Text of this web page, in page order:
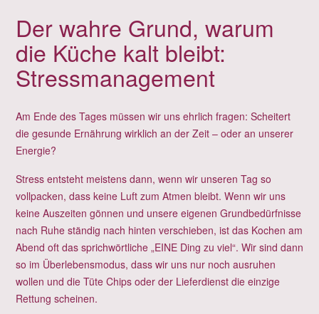
Der wahre Grund, warum
die Küche kalt bleibt:
Stressmanagement
Am Ende des Tages müssen wir uns ehrlich fragen: Scheitert
die gesunde Ernährung wirklich an der Zeit – oder an unserer
Energie?
Stress entsteht meistens dann, wenn wir unseren Tag so
vollpacken, dass keine Luft zum Atmen bleibt. Wenn wir uns
keine Auszeiten gönnen und unsere eigenen Grundbedürfnisse
nach Ruhe ständig nach hinten verschieben, ist das Kochen am
Abend oft das sprichwörtliche „EINE Ding zu viel“. Wir sind dann
so im Überlebensmodus, dass wir uns nur noch ausruhen
wollen und die Tüte Chips oder der Lieferdienst die einzige
Rettung scheinen.